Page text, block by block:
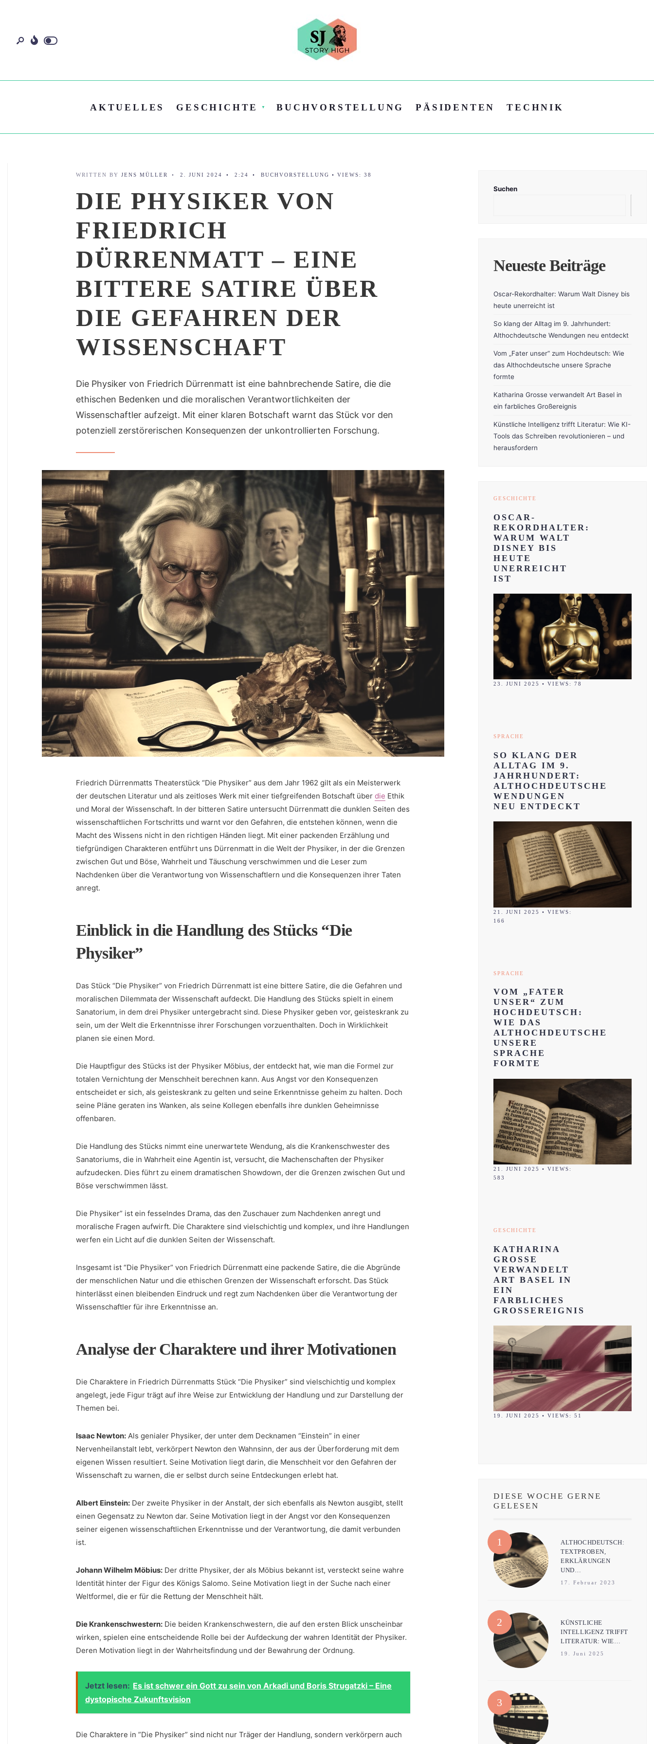
AKTUELLES GESCHICHTE BUCHVORSTELLUNG PÄSIDENTEN TECHNIK
WRITTEN BY JENS MÜLLER • 2. JUNI 2024 • 2:24 • BUCHVORSTELLUNG • VIEWS: 38
DIE PHYSIKER VON
FRIEDRICH
DÜRRENMATT – EINE
BITTERE SATIRE ÜBER
DIE GEFAHREN DER
WISSENSCHAFT
Die Physiker von Friedrich Dürrenmatt ist eine bahnbrechende Satire, die die
ethischen Bedenken und die moralischen Verantwortlichkeiten der
Wissenschaftler aufzeigt. Mit einer klaren Botschaft warnt das Stück vor den
potenziell zerstörerischen Konsequenzen der unkontrollierten Forschung.
Friedrich Dürrenmatts Theaterstück “Die Physiker” aus dem Jahr 1962 gilt als ein Meisterwerk
der deutschen Literatur‍ und als zeitloses Werk mit einer tiefgreifenden Botschaft über die Ethik
und Moral der Wissenschaft. In der bitteren Satire​ untersucht Dürrenmatt die dunklen Seiten des
wissenschaftlichen Fortschritts und warnt vor den Gefahren, die entstehen⁢ können, wenn die
Macht​ des Wissens nicht in den richtigen Händen liegt. Mit‌ einer packenden ⁣Erzählung und
tiefgründigen Charakteren entführt uns Dürrenmatt in die Welt⁤ der Physiker, in der die Grenzen
zwischen Gut und ​Böse, Wahrheit und Täuschung verschwimmen und die ‍Leser zum
Nachdenken​ über die Verantwortung von Wissenschaftlern und die Konsequenzen ihrer Taten
anregt.
Einblick in die Handlung‌ des Stücks “Die
Physiker”
Das Stück “Die Physiker” von Friedrich Dürrenmatt ist‍ eine bittere⁢ Satire, die die ‍Gefahren und
moralischen ⁤Dilemmata der Wissenschaft aufdeckt. Die Handlung des Stücks spielt in einem
Sanatorium, in‌ dem drei Physiker untergebracht sind.‍ Diese ⁤Physiker geben vor, geisteskrank zu
sein, um der Welt die Erkenntnisse ihrer Forschungen vorzuenthalten. Doch in Wirklichkeit
planen sie einen Mord.
Die Hauptfigur des ⁤Stücks ist der Physiker Möbius, der entdeckt hat, wie man‌ die Formel zur
totalen Vernichtung der Menschheit berechnen kann. Aus Angst vor den Konsequenzen
entscheidet er sich, als geisteskrank zu gelten und seine Erkenntnisse geheim zu halten. Doch
seine ⁢Pläne geraten ‍ins Wanken, als ​seine Kollegen ebenfalls ihre dunklen Geheimnisse
offenbaren.
Die Handlung des⁤ Stücks nimmt eine unerwartete Wendung, als die Krankenschwester ​des
Sanatoriums, die in Wahrheit eine Agentin⁣ ist, ⁣versucht, die Machenschaften der Physiker
aufzudecken. Dies führt zu ⁣einem dramatischen Showdown, der ​die Grenzen zwischen Gut und
Böse‍ verschwimmen lässt.
Die Physiker” ist ein fesselndes ⁣Drama, das den Zuschauer zum Nachdenken anregt und
moralische Fragen aufwirft. Die Charaktere ⁤sind vielschichtig‍ und komplex,⁤ und ihre Handlungen
werfen ein Licht auf die dunklen Seiten der Wissenschaft.
Insgesamt ist “Die Physiker” von Friedrich Dürrenmatt ⁢eine packende Satire, die die Abgründe
der menschlichen‍ Natur und die ethischen Grenzen der Wissenschaft erforscht. Das ⁢Stück
hinterlässt einen bleibenden Eindruck und regt zum Nachdenken über die Verantwortung der
Wissenschaftler für ihre Erkenntnisse ⁣an.
Analyse der Charaktere und ihrer Motivationen
Die Charaktere in Friedrich Dürrenmatts Stück “Die Physiker” sind vielschichtig und komplex
angelegt, jede Figur trägt auf ‍ihre Weise ‌zur Entwicklung der Handlung und zur Darstellung der
Themen bei.
Isaac Newton: Als​ genialer Physiker, der unter dem Decknamen “Einstein” in⁤ einer
Nervenheilanstalt lebt, verkörpert Newton den Wahnsinn, der aus der Überforderung mit dem
eigenen Wissen resultiert. Seine Motivation ⁣liegt‌ darin, die Menschheit vor‍ den Gefahren der
Wissenschaft zu warnen, die er selbst ‌durch seine Entdeckungen erlebt hat.
Albert Einstein: Der zweite Physiker in der Anstalt, der sich ebenfalls⁢ als Newton ausgibt, stellt
einen Gegensatz zu Newton dar.‍ Seine ​Motivation liegt in der Angst vor den Konsequenzen
seiner eigenen wissenschaftlichen Erkenntnisse⁣ und ‍der Verantwortung, die damit verbunden
ist.
Johann Wilhelm Möbius: Der dritte Physiker, der als Möbius bekannt ist, versteckt seine wahre
Identität hinter ⁢der⁣ Figur ⁣des Königs Salomo. ⁣Seine Motivation liegt in der Suche nach einer
Weltformel, die er für die Rettung der Menschheit⁣ hält.
Die‍ Krankenschwestern: Die beiden Krankenschwestern, die auf den ersten Blick unscheinbar
wirken,⁤ spielen eine entscheidende Rolle bei der Aufdeckung der wahren Identität der⁣ Physiker.‌
Deren Motivation liegt⁤ in der Wahrheitsfindung und der Bewahrung der⁤ Ordnung.
Jetzt lesen: Es ist schwer ein Gott zu sein von Arkadi und Boris Strugatzki – Eine
dystopische Zukunftsvision
Die Charaktere in ⁤”Die Physiker” sind nicht nur Träger der Handlung, sondern verkörpern auch
Suchen
Neueste Beiträge
Oscar-Rekordhalter: Warum Walt Disney bis
heute unerreicht ist
So klang der Alltag im 9. Jahrhundert:
Althochdeutsche Wendungen neu entdeckt
Vom „Fater unser“ zum Hochdeutsch: Wie
das Althochdeutsche unsere Sprache
formte
Katharina Grosse verwandelt Art Basel in
ein farbliches Großereignis
Künstliche Intelligenz trifft Literatur: Wie KI-
Tools das Schreiben revolutionieren – und
herausfordern
GESCHICHTE
OSCAR-
REKORDHALTER:
WARUM WALT
DISNEY BIS
HEUTE
UNERREICHT
IST
23. JUNI 2025 • VIEWS: 78
SPRACHE
SO KLANG DER
ALLTAG IM 9.
JAHRHUNDERT:
ALTHOCHDEUTSCHE
WENDUNGEN
NEU ENTDECKT
21. JUNI 2025 • VIEWS:
166
SPRACHE
VOM „FATER
UNSER“ ZUM
HOCHDEUTSCH:
WIE DAS
ALTHOCHDEUTSCHE
UNSERE
SPRACHE
FORMTE
21. JUNI 2025 • VIEWS:
583
GESCHICHTE
KATHARINA
GROSSE
VERWANDELT
ART BASEL IN
EIN
FARBLICHES
GROSSEREIGNIS
19. JUNI 2025 • VIEWS: 51
DIESE WOCHE GERNE
GELESEN
ALTHOCHDEUTSCH:
TEXTPROBEN,
ERKLÄRUNGEN
UND…
17. Februar 2023
KÜNSTLICHE
INTELLIGENZ TRIFFT
LITERATUR: WIE…
19. Juni 2025